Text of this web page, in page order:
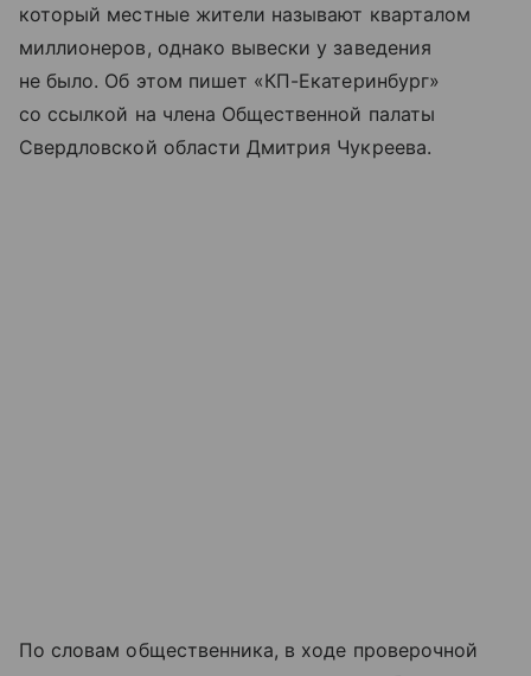
который местные жители называют кварталом
миллионеров, однако вывески у заведения
не было. Об этом пишет «КП-Екатеринбург»
со ссылкой на члена Общественной палаты
Свердловской области Дмитрия Чукреева.
По словам общественника, в ходе проверочной